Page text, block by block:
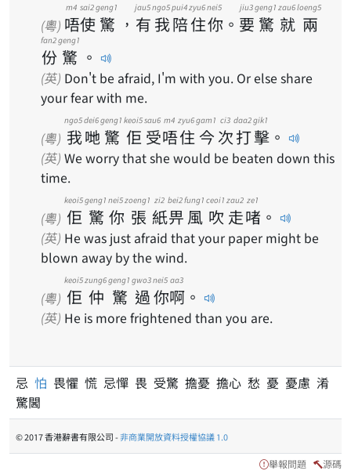
(粵) 唔
m4
使
sai2
驚
geng1
， 有
jau5
我
ngo5
陪
pui4
住
zyu6
你
nei5
。 要
jiu3
驚
geng1
就
zau6
兩
loeng5
份
fan2
驚
geng1
。
(英) Don't be afraid, I'm with you. Or else share
your fear with me.
(粵) 我
ngo5
哋
dei6
驚
geng1
佢
keoi5
受
sau6
唔
m4
住
zyu6
今
gam1
次
ci3
打
daa2
擊
gik1
。
(英) We worry that she would be beaten down this
time.
(粵) 佢
keoi5
驚
geng1
你
nei5
張
zoeng1
紙
zi2
畀
bei2
風
fung1
吹
ceoi1
走
zau2
啫
ze1
。
(英) He was just afraid that your paper might be
blown away by the wind.
(粵) 佢
keoi5
仲
zung6
驚
geng1
過
gwo3
你
nei5
啊
aa3
。
(英) He is more frightened than you are.
忌 怕 畏懼 慌 忌憚 畏 受驚 擔憂 擔心 愁 憂 憂慮 淆
驚閪
© 2017 香港辭書有限公司 -非商業開放資料授權協議 1.0
舉報問題 源碼